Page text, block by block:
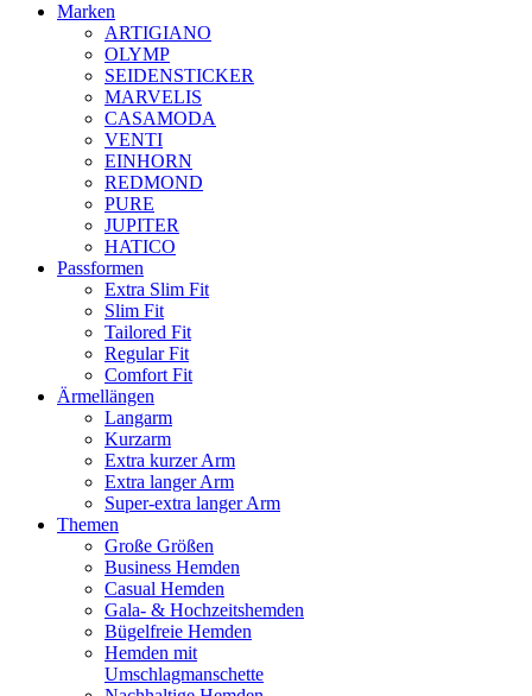
Marken
ARTIGIANO
OLYMP
SEIDENSTICKER
MARVELIS
CASAMODA
VENTI
EINHORN
REDMOND
PURE
JUPITER
HATICO
Passformen
Extra Slim Fit
Slim Fit
Tailored Fit
Regular Fit
Comfort Fit
Ärmellängen
Langarm
Kurzarm
Extra kurzer Arm
Extra langer Arm
Super-extra langer Arm
Themen
Große Größen
Business Hemden
Casual Hemden
Gala- & Hochzeitshemden
Bügelfreie Hemden
Hemden mit
Umschlagmanschette